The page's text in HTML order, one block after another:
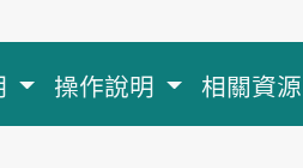
操作說明 相關資源